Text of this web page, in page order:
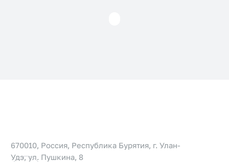
670010, Россия, Республика Бурятия, г. Улан-
Удэ, ул. Пушкина, 8